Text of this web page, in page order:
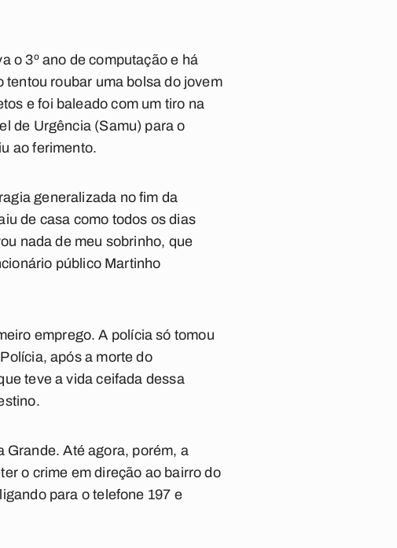
o 3º ano de computação e há
tentou roubar uma bolsa do jovem
e foi baleado com um tiro na
de Urgência (Samu) para o
ao ferimento.
generalizada no fim da
de casa como todos os dias
nada de meu sobrinho, que
público Martinho
emprego. A polícia só tomou
após a morte do
teve a vida ceifada dessa
Grande. Até agora, porém, a
o crime em direção ao bairro do
para o telefone 197 e